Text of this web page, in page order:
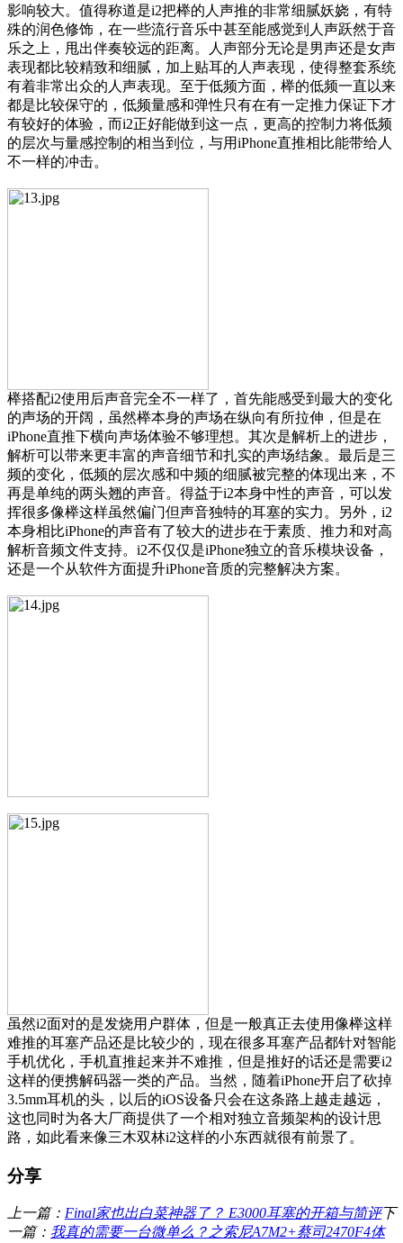
影响较大。值得称道是i2把榉的人声推的非常细腻妖娆，有特
殊的润色修饰，在一些流行音乐中甚至能感觉到人声跃然于音
乐之上，甩出伴奏较远的距离。人声部分无论是男声还是女声
表现都比较精致和细腻，加上贴耳的人声表现，使得整套系统
有着非常出众的人声表现。至于低频方面，榉的低频一直以来
都是比较保守的，低频量感和弹性只有在有一定推力保证下才
有较好的体验，而i2正好能做到这一点，更高的控制力将低频
的层次与量感控制的相当到位，与用iPhone直推相比能带给人
不一样的冲击。
榉搭配i2使用后声音完全不一样了，首先能感受到最大的变化
的声场的开阔，虽然榉本身的声场在纵向有所拉伸，但是在
iPhone直推下横向声场体验不够理想。其次是解析上的进步，
解析可以带来更丰富的声音细节和扎实的声场结象。最后是三
频的变化，低频的层次感和中频的细腻被完整的体现出来，不
再是单纯的两头翘的声音。得益于i2本身中性的声音，可以发
挥很多像榉这样虽然偏门但声音独特的耳塞的实力。另外，i2
本身相比iPhone的声音有了较大的进步在于素质、推力和对高
解析音频文件支持。i2不仅仅是iPhone独立的音乐模块设备，
还是一个从软件方面提升iPhone音质的完整解决方案。
虽然i2面对的是发烧用户群体，但是一般真正去使用像榉这样
难推的耳塞产品还是比较少的，现在很多耳塞产品都针对智能
手机优化，手机直推起来并不难推，但是推好的话还是需要i2
这样的便携解码器一类的产品。当然，随着iPhone开启了砍掉
3.5mm耳机的头，以后的iOS设备只会在这条路上越走越远，
这也同时为各大厂商提供了一个相对独立音频架构的设计思
路，如此看来像三木双林i2这样的小东西就很有前景了。
分享
上一篇： Final家也出白菜神器了？ E3000耳塞的开箱与简评下
一篇： 我真的需要一台微单么？之索尼A7M2+蔡司2470F4体